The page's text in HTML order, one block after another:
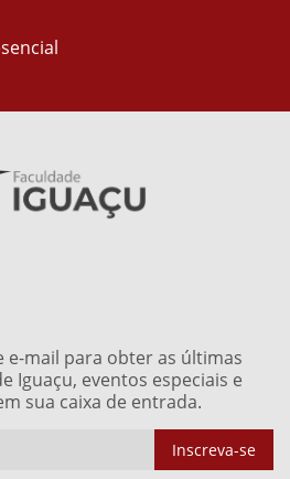
e-mail para obter as últimas
Iguaçu, eventos especiais e
sua caixa de entrada.
Inscreva-se